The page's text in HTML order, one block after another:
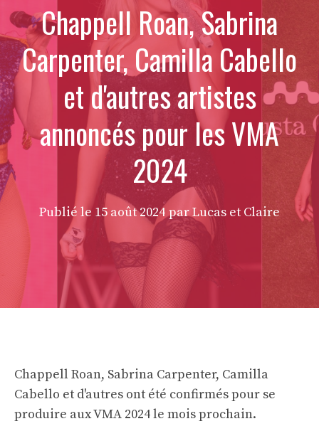
Chappell Roan, Sabrina
Carpenter, Camilla Cabello
et d'autres artistes
annoncés pour les VMA
2024
Publié le 15 août 2024 par Lucas et Claire
Chappell Roan, Sabrina Carpenter, Camilla
Cabello et d'autres ont été confirmés pour se
produire aux VMA 2024 le mois prochain.